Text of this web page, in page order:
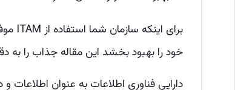
خود را بهبود بخشد این مقاله جذاب را به
دارایی فناوری اطلاعات به عنوان